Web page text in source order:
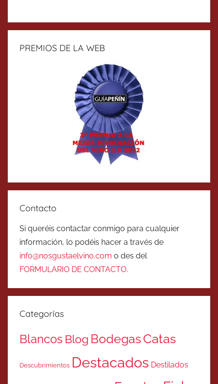
PREMIOS DE LA WEB
Contacto
Si queréis contactar conmigo para cualquier
información, lo podéis hacer a través de
info@nosgustaelvino.com o des del
FORMULARIO DE CONTACTO.
Categorías
Blancos Blog BodegasCatas
Descubrimientos Destacados Destilados